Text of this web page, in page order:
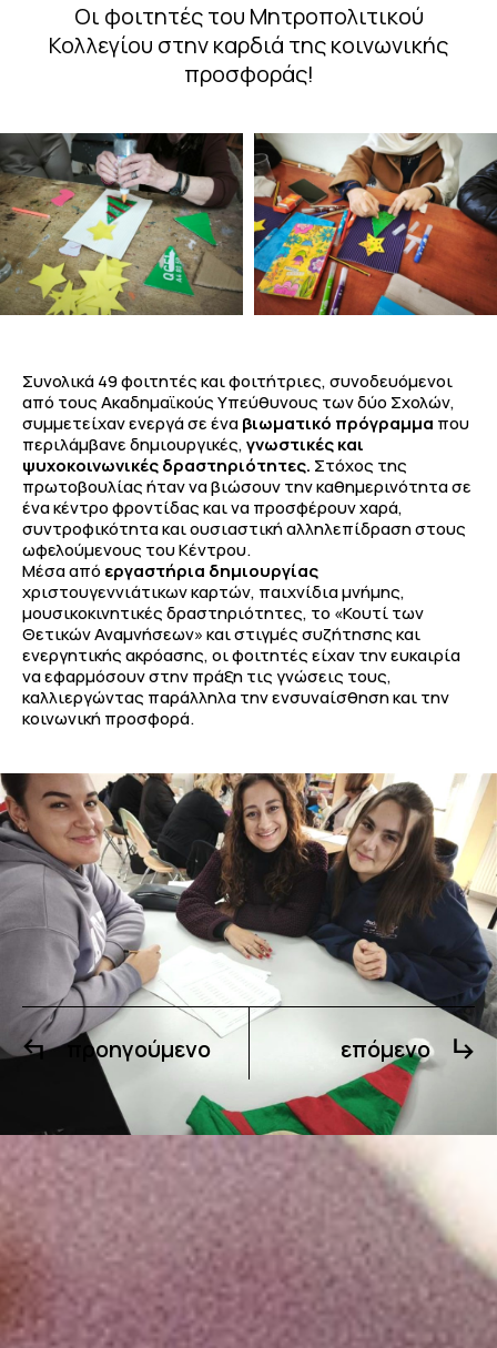
Οι φοιτητές του Μητροπολιτικού
Κολλεγίου στην καρδιά της κοινωνικής
προσφοράς!
Συνολικά 49 φοιτητές και φοιτήτριες, συνοδευόμενοι
από τους Ακαδημαϊκούς Υπεύθυνους των δύο Σχολών,
συμμετείχαν ενεργά σε έναβιωματικό πρόγραμμα που
περιλάμβανε δημιουργικές,γνωστικές και
ψυχοκοινωνικές δραστηριότητες. Στόχος της
πρωτοβουλίας ήταν να βιώσουν την καθημερινότητα σε
ένα κέντρο φροντίδας και να προσφέρουν χαρά,
συντροφικότητα και ουσιαστική αλληλεπίδραση στους
ωφελούμενους του Κέντρου.
Μέσα από εργαστήρια δημιουργίας
χριστουγεννιάτικων καρτών, παιχνίδια μνήμης,
μουσικοκινητικές δραστηριότητες, το «Κουτί των
Θετικών Αναμνήσεων» και στιγμές συζήτησης και
ενεργητικής ακρόασης, οι φοιτητές είχαν την ευκαιρία
να εφαρμόσουν στην πράξη τις γνώσεις τους,
καλλιεργώντας παράλληλα την ενσυναίσθηση και την
κοινωνική προσφορά.
Ο εθελοντισμός ενισχύει τη σύνδεση
της ακαδημαϊκής γνώσης με την
εφαρμογή της στις πραγματικές
συνθήκες.
προηγούμενο επόμενο